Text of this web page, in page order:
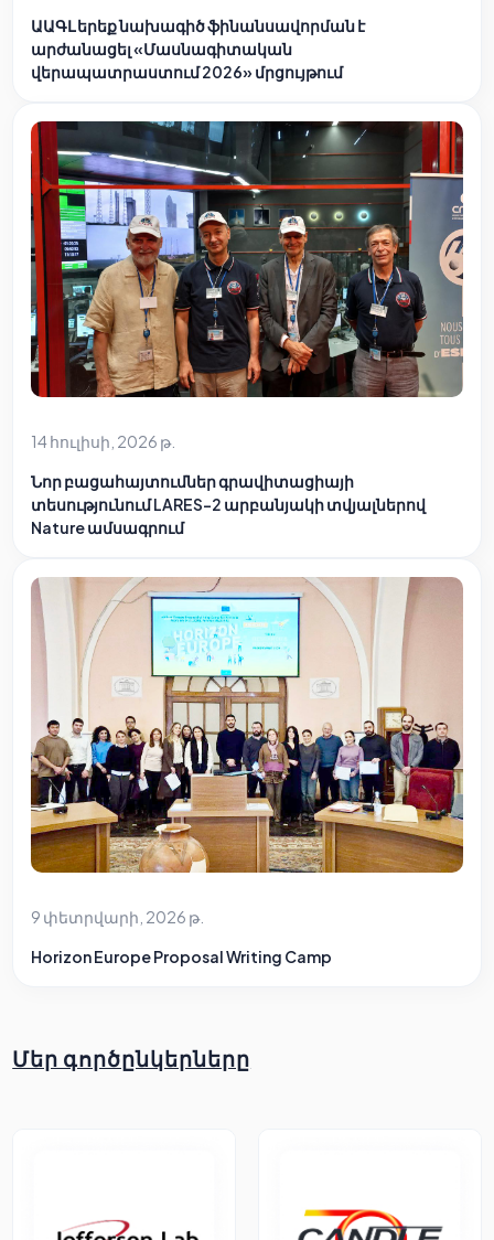
ԱԱԳԼ երեք նախագիծ ֆինանսավորման է
արժանացել «Մասնագիտական
վերապատրաստում 2026» մրցույթում
14 հուլիսի, 2026 թ.
Նոր բացահայտումներ գրավիտացիայի
տեսությունում LARES-2 արբանյակի տվյալներով
Nature ամսագրում
9 փետրվարի, 2026 թ.
Horizon Europe Proposal Writing Camp
Մեր գործընկերները